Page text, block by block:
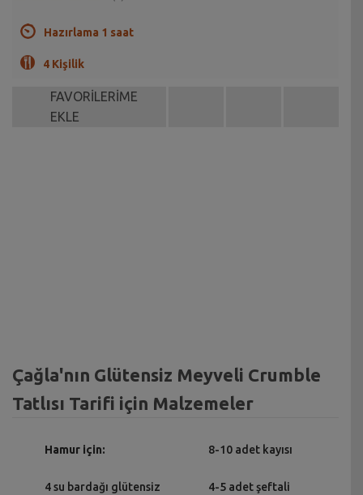
Hazırlama 1 saat
4 Kişilik
FAVORİLERİME
EKLE
Çağla'nın Glütensiz Meyveli Crumble
Tatlısı Tarifi için Malzemeler
Hamur için:
4 su bardağı glütensiz
8-10 adet kayısı
4-5 adet şeftali